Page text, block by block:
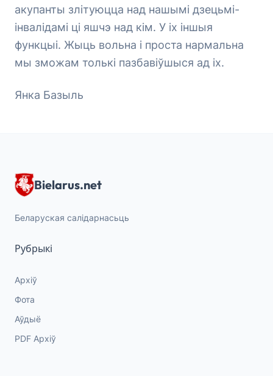
акупанты злітуюцца над нашымі дзецьмі-
інвалідамі ці яшчэ над кім. У іх іншыя
функцыі. Жыць вольна і проста нармальна
мы зможам толькі пазбавіўшыся ад іх.
Янка Базыль
Bielarus.net
Беларуская салідарнасьць
Рубрыкі
Архіў
Фота
Аўдыё
PDF Архіў